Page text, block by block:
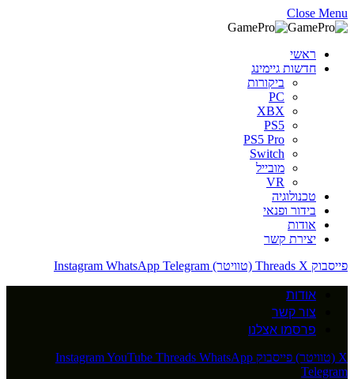
Close Menu
ראשי
חדשות גיימינג
ביקורות
PC
XBX
PS5
PS5 Pro
Switch
מובייל
VR
טכנולוגיה
בידור ופנאי
אודות
יצירת קשר
פייסבוק
Threads X (טוויטר) Instagram WhatsApp Telegram
אודות
צור קשר
פרסמו אצלנו
X (טוויטר) פייסבוק InstagramYouTube Threads WhatsApp
Telegram